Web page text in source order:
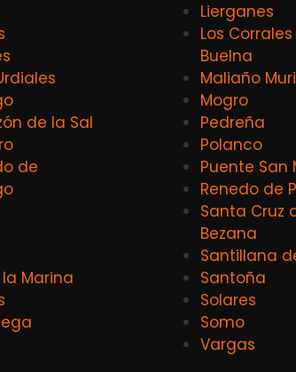
de la Sal
de
Marina
Lierganes
Los
Buelna
Maliaño
Mogro
Pedreña
Polanco
Puente San
Renedo de
Santa Cruz
Bezana
Santillana
Santoña
Solares
Somo
Vargas